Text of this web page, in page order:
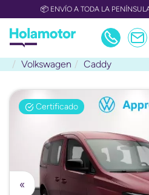
📦 ENVÍO A TODA LA
Volkswagen Caddy
Certificado
«